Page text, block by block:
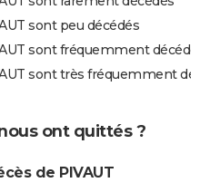
sont peu décédés
sont fréquemment
sont très fréquemment
ont quittés ?
de PIVAUT